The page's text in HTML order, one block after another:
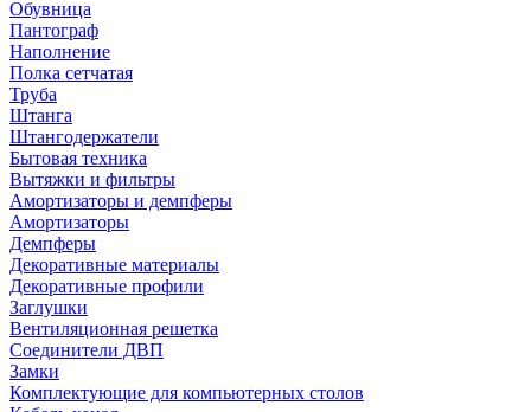
Обувница
Пантограф
Наполнение
Полка сетчатая
Труба
Штанга
Штангодержатели
Бытовая техника
Вытяжки и фильтры
Амортизаторы и демпферы
Амортизаторы
Демпферы
Декоративные материалы
Декоративные профили
Заглушки
Вентиляционная решетка
Соединители ДВП
Замки
Комплектующие для компьютерных столов